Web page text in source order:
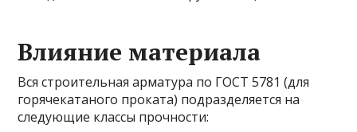
Влияние материала
Вся строительная арматура по ГОСТ 5781 (для
горячекатаного проката) подразделяется на
следующие классы прочности: